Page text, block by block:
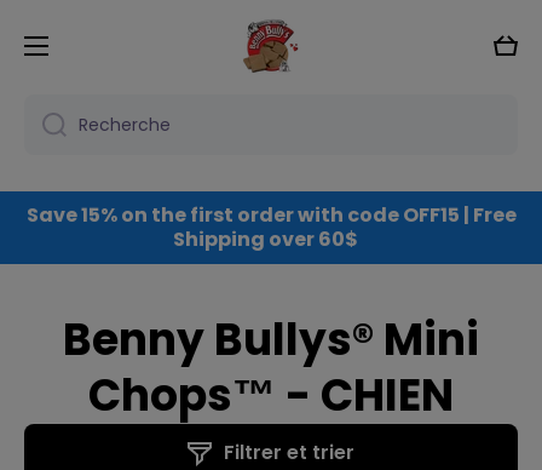
Ignorer et passer au contenu
Recherche
Save 15% on the first order with code OFF15 | Free
Shipping over 60$
Benny Bullys® Mini
Chops™ - CHIEN
Filtrer et trier